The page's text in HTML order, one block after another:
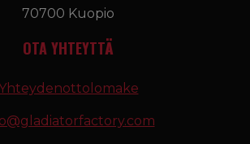
70700 Kuopio
OTA YHTEYTTÄ